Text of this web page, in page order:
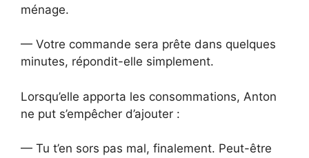
ménage.
— Votre commande sera prête dans quelques
minutes, répondit-elle simplement.
Lorsqu’elle apporta les consommations, Anton
ne put s’empêcher d’ajouter :
— Tu t’en sors pas mal, finalement. Peut-être